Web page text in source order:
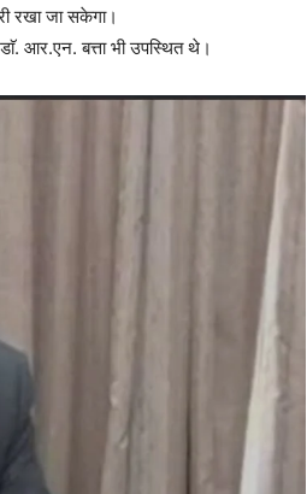
रखा जा सकेगा।
आर.एन. बत्ता भी उपस्थित थे।